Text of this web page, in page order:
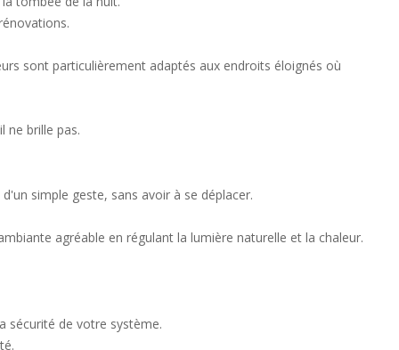
sont particulièrement adaptés aux endroits éloignés où
ne brille pas.
simple geste, sans avoir à se déplacer.
agréable en régulant la lumière naturelle et la chaleur.
sécurité de votre système.